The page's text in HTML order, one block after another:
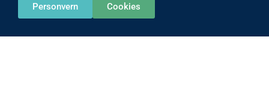
Personvern Cookies